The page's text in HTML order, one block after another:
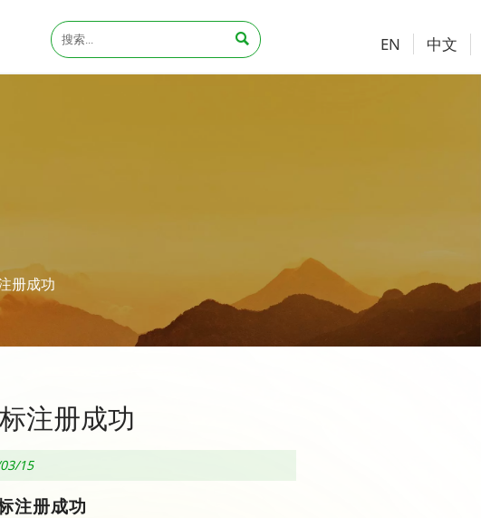
 EN 中文
册成功
注册成功
15
注册成功